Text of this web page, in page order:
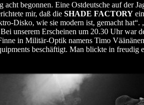
acht begonnen. Eine Ostdeutsche auf der
mir, daß die SHADE FACTORY
Disko, wie sie modern ist, gemacht hat“.
unserem Erscheinen um 20.30 Uhr war
in Militär-Optik namens Timo
beschäftigt. Man blickte in freudig